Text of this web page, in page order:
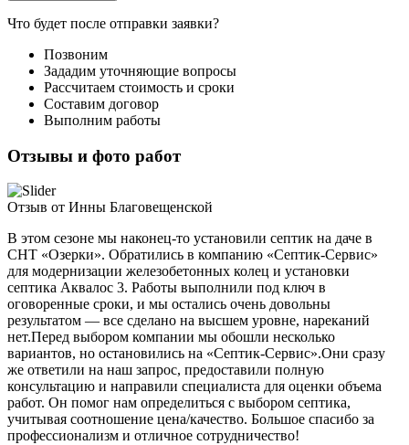
Что будет после отправки заявки?
Позвоним
Зададим уточняющие вопросы
Рассчитаем стоимость и сроки
Составим договор
Выполним работы
Отзывы и фото работ
Отзыв от Инны Благовещенской
В этом сезоне мы наконец-то установили септик на даче в
СНТ «Озерки». Обратились в компанию «Септик-Сервис»
для модернизации железобетонных колец и установки
септика Аквалос 3. Работы выполнили под ключ в
оговоренные сроки, и мы остались очень довольны
результатом — все сделано на высшем уровне, нареканий
нет.Перед выбором компании мы обошли несколько
вариантов, но остановились на «Септик-Сервис».Они сразу
же ответили на наш запрос, предоставили полную
консультацию и направили специалиста для оценки объема
работ. Он помог нам определиться с выбором септика,
учитывая соотношение цена/качество. Большое спасибо за
профессионализм и отличное сотрудничество!